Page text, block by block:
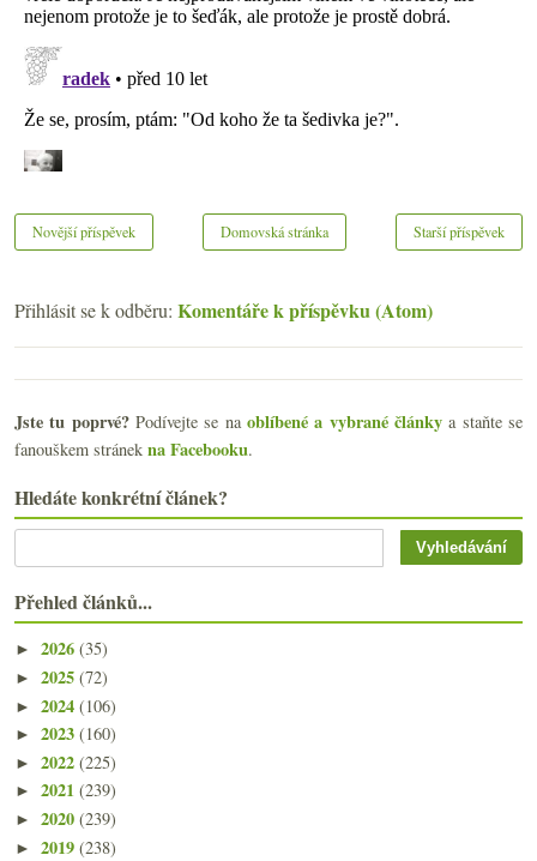
Novější příspěvek Starší příspěvek
Domovská stránka
Přihlásit se k odběru: Komentáře k příspěvku (Atom)
Jste tu poprvé?Podívejte se naoblíbené a vybrané články a staňte se
fanouškem stránek na Facebooku.
Hledáte konkrétní článek?
Přehled článků...
► 2026 (35)
► 2025 (72)
► 2024 (106)
► 2023 (160)
► 2022 (225)
► 2021 (239)
► 2020 (239)
► 2019 (238)